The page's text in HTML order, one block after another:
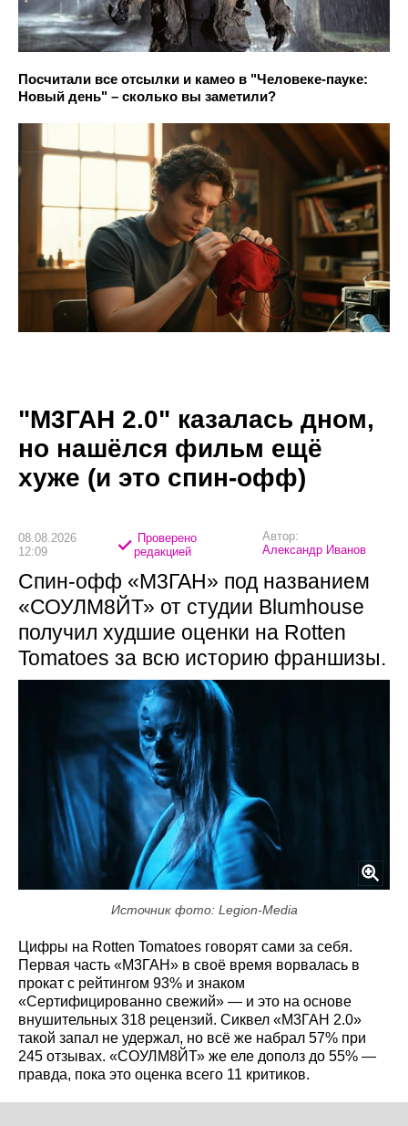
Посчитали все отсылки и камео в "Человеке-пауке:
Новый день" – сколько вы заметили?
"М3ГАН 2.0" казалась дном,
но нашёлся фильм ещё
хуже (и это спин-офф)
08.08.2026
12:09
Проверено
редакцией
Автор:
Александр Иванов
Спин-офф «М3ГАН» под названием
«СОУЛМ8ЙТ» от студии Blumhouse
получил худшие оценки на Rotten
Tomatoes за всю историю франшизы.
Источник фото: Legion-Media
Цифры на Rotten Tomatoes говорят сами за себя.
Первая часть «М3ГАН» в своё время ворвалась в
прокат с рейтингом 93% и знаком
«Сертифицированно свежий» — и это на основе
внушительных 318 рецензий. Сиквел «М3ГАН 2.0»
такой запал не удержал, но всё же набрал 57% при
245 отзывах. «СОУЛМ8ЙТ» же еле дополз до 55% —
правда, пока это оценка всего 11 критиков.